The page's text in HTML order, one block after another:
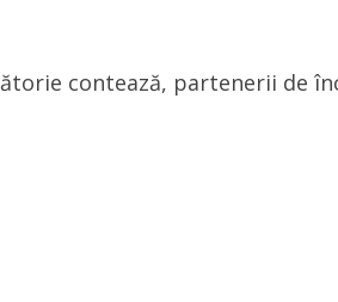
contează, partenerii de